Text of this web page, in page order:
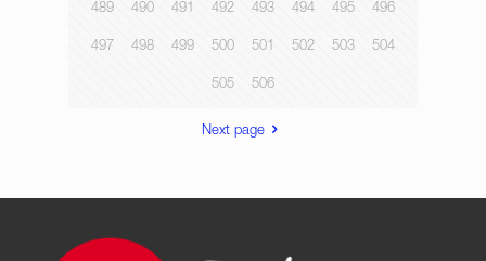
489 490 491 492 493 494 495 496
497 498 499 500 501 502 503 504
505 506
Next page